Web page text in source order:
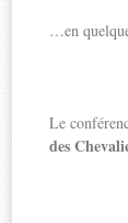
…en
Le
des